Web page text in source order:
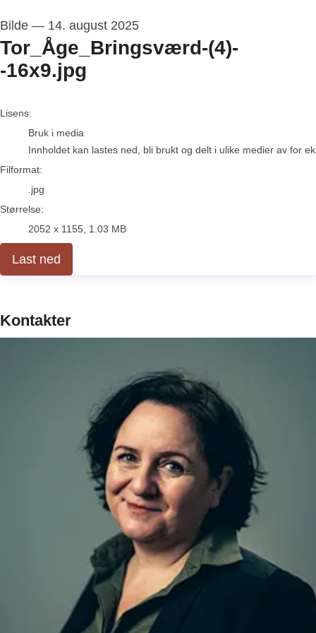
Bilde — 14. august 2025
Tor_Åge_Bringsværd-(4)-
-16x9.jpg
go to media item
Lisens:
Bruk i media
Innholdet kan lastes ned, bli brukt og delt i ulike medier av for
Filformat:
.jpg
Størrelse:
2052 x 1155, 1.03 MB
Last ned
Kontakter